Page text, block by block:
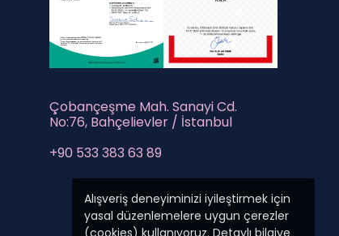
Alışveriş deneyiminizi iyileştirmek için
yasal düzenlemelere uygun çerezler
(cookies) kullanıyoruz. Detaylı bilgiye
Çobançeşme Mah. Sanayi Cd.
No:76, Bahçelievler / İstanbul
+90 533 383 63 89